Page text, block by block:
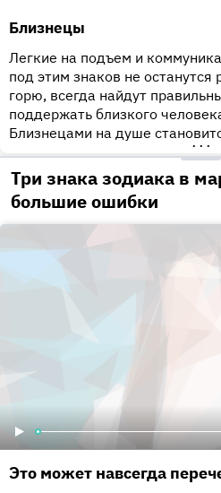
Близнецы
Легкие на подъем и
под этим знаков не
горю, всегда найдут
поддержать близкого
Близнецами на душе
•••
Три знака зодиака в
большие ошибки
Это может навсегда